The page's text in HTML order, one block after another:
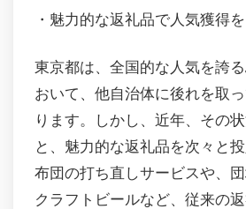
・魅力的な返礼品で人気獲得
東京都は、全国的な人気を誇
おいて、他自治体に後れを取
ります。しかし、近年、その
と、魅力的な返礼品を次々と投
布団の打ち直しサービスや、
クラフトビールなど、従来の